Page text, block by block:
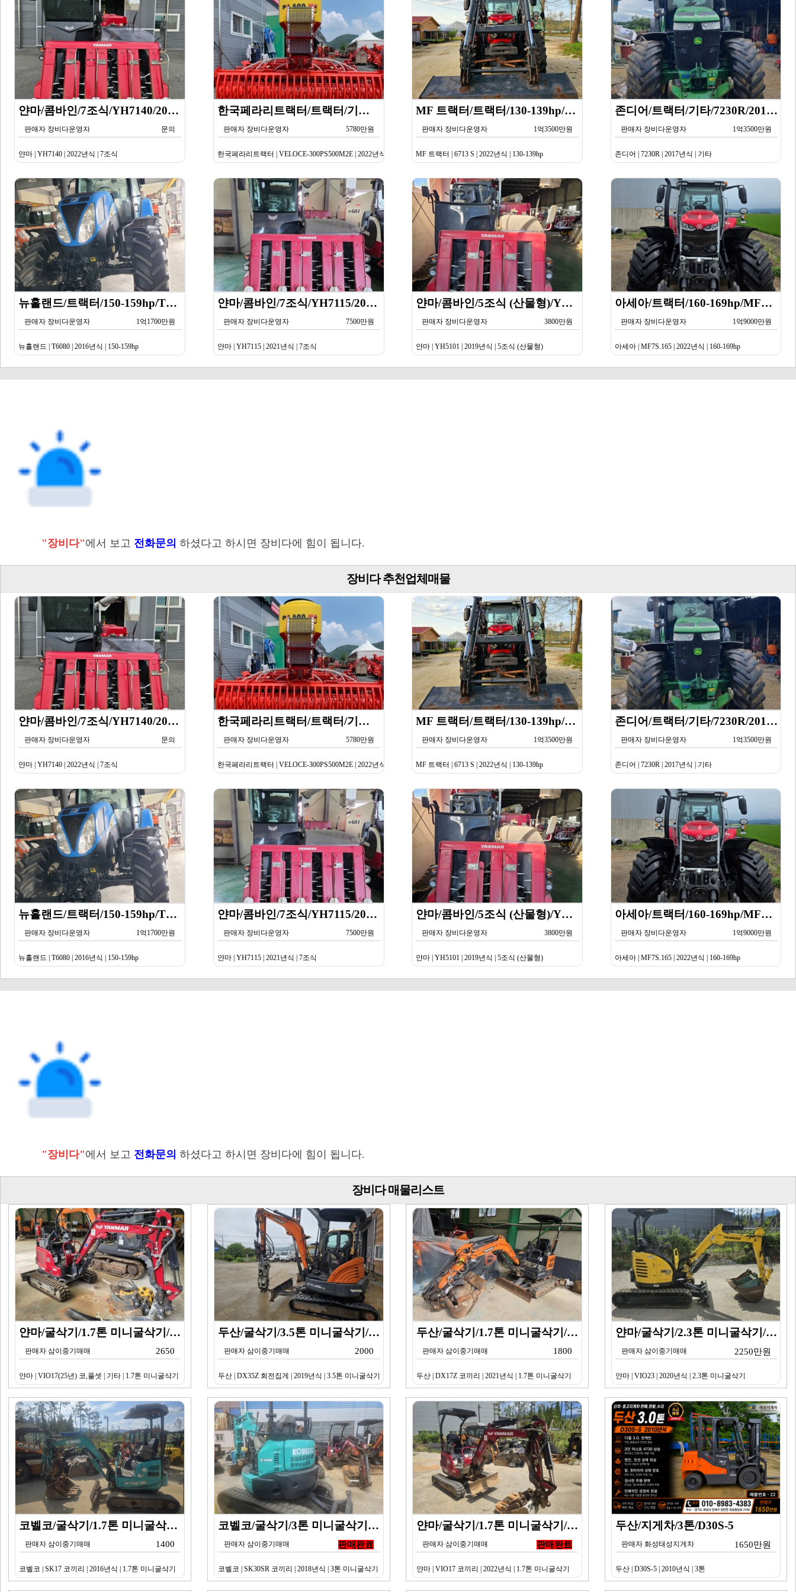
얀마/콤바인/7조식/YH7140/2024년식
판매자 장비다운영자 문의
얀마 | YH7140 | 2022년식 | 7조식
한국페라리트랙터/트랙터/기타/VELOCE-300PS500M2E/2022년식
판매자 장비다운영자 5780만원
한국페라리트랙터 | VELOCE-300PS500M2E | 2022년식 | 기타
MF 트랙터/트랙터/130-139hp/6713 S/2022년식
판매자 장비다운영자 1억3500만원
MF 트랙터 | 6713 S | 2022년식 | 130-139hp
존디어/트랙터/기타/7230R/2017년식
판매자 장비다운영자 1억3500만원
존디어 | 7230R | 2017년식 | 기타
뉴홀랜드/트랙터/150-159hp/T6080/2016년식
판매자 장비다운영자 1억1700만원
뉴홀랜드 | T6080 | 2016년식 | 150-159hp
얀마/콤바인/7조식/YH7115/2021년식
판매자 장비다운영자 7500만원
얀마 | YH7115 | 2021년식 | 7조식
얀마/콤바인/5조식 (산물형)/YH5101/2019년식
판매자 장비다운영자 3800만원
얀마 | YH5101 | 2019년식 | 5조식 (산물형)
아세아/트랙터/160-169hp/MF7S.165/2023년식
판매자 장비다운영자 1억9000만원
아세아 | MF7S.165 | 2022년식 | 160-169hp
"장비다"에서 보고 전화문의 하셨다고 하시면 장비다에 힘이 됩니다.
장비다 추천업체매물
얀마/콤바인/7조식/YH7140/2024년식
판매자 장비다운영자 문의
얀마 | YH7140 | 2022년식 | 7조식
한국페라리트랙터/트랙터/기타/VELOCE-300PS500M2E/2022년식
판매자 장비다운영자 5780만원
한국페라리트랙터 | VELOCE-300PS500M2E | 2022년식 | 기타
MF 트랙터/트랙터/130-139hp/6713 S/2022년식
판매자 장비다운영자 1억3500만원
MF 트랙터 | 6713 S | 2022년식 | 130-139hp
존디어/트랙터/기타/7230R/2017년식
판매자 장비다운영자 1억3500만원
존디어 | 7230R | 2017년식 | 기타
뉴홀랜드/트랙터/150-159hp/T6080/2016년식
판매자 장비다운영자 1억1700만원
뉴홀랜드 | T6080 | 2016년식 | 150-159hp
얀마/콤바인/7조식/YH7115/2021년식
판매자 장비다운영자 7500만원
얀마 | YH7115 | 2021년식 | 7조식
얀마/콤바인/5조식 (산물형)/YH5101/2019년식
판매자 장비다운영자 3800만원
얀마 | YH5101 | 2019년식 | 5조식 (산물형)
아세아/트랙터/160-169hp/MF7S.165/2023년식
판매자 장비다운영자 1억9000만원
아세아 | MF7S.165 | 2022년식 | 160-169hp
"장비다"에서 보고 전화문의 하셨다고 하시면 장비다에 힘이 됩니다.
장비다 매물리스트
얀마/굴삭기/1.7톤 미니굴삭기/VIO17(25년) 코…
판매자 삼이중기매매 2650
얀마 | VIO17(25년) 코,풀셋 | 기타 | 1.7톤 미니굴삭기
두산/굴삭기/3.5톤 미니굴삭기/DX35Z 회전집게/2…
판매자 삼이중기매매 2000
두산 | DX35Z 회전집게 | 2019년식 | 3.5톤 미니굴삭기
두산/굴삭기/1.7톤 미니굴삭기/DX17Z 코끼리/20…
판매자 삼이중기매매 1800
두산 | DX17Z 코끼리 | 2021년식 | 1.7톤 미니굴삭기
얀마/굴삭기/2.3톤 미니굴삭기/VIO23/2020년식
판매자 삼이중기매매 2250만원
얀마 | VIO23 | 2020년식 | 2.3톤 미니굴삭기
코벨코/굴삭기/1.7톤 미니굴삭기/SK17 코끼리/20…
판매자 삼이중기매매 1400
코벨코 | SK17 코끼리 | 2016년식 | 1.7톤 미니굴삭기
코벨코/굴삭기/3톤 미니굴삭기/SK30SR 코끼리/20…
판매자 삼이중기매매 판매완료
코벨코 | SK30SR 코끼리 | 2018년식 | 3톤 미니굴삭기
얀마/굴삭기/1.7톤 미니굴삭기/VIO17 코끼리/20…
판매자 삼이중기매매 판매완료
얀마 | VIO17 코끼리 | 2022년식 | 1.7톤 미니굴삭기
두산/지게차/3톤/D30S-5
판매자 화성태성지게차 1650만원
두산 | D30S-5 | 2010년식 | 3톤